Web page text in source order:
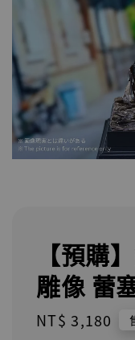
【預購
雕像 蕾
Regular
NT$ 3,180